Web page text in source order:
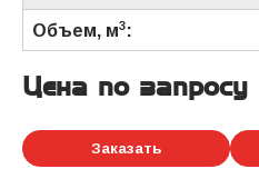
Объем, м3:
Цена по запросу
Заказать